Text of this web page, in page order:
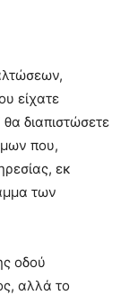
είχατε
διαπιστώσετε
που,
εκ
των
οδού
αλλά το